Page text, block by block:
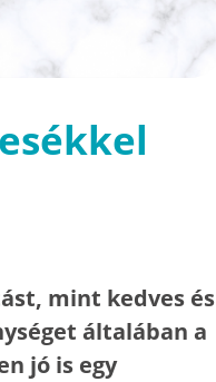
mint kedves és
általában a
jó is egy